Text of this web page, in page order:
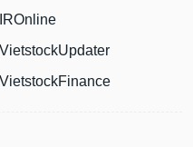
IROnline
VietstockUpdater
VietstockFinance